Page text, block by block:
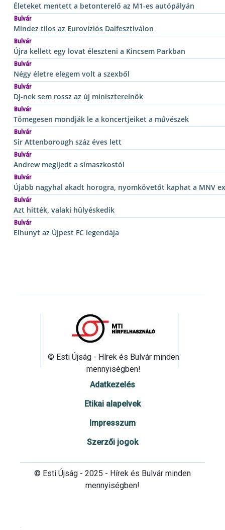
Életeket mentett a betonterelő az M1-es autópályán
Bulvár
Mindez tilos az Eurovíziós Dalfesztiválon
Bulvár
Újra kellett egy lovat éleszteni a Kincsem Parkban
Bulvár
Négy életre elegem volt a szexből
Bulvár
DJ-nek sem rossz az új miniszterelnök
Bulvár
Tömegesen mondják le a koncertjeiket a művészek
Bulvár
Sir Attenborough száz éves lett
Bulvár
Andrew megijedt a símaszkostól
Bulvár
Újabb nagyhal akadt horogra, nyomkövetőt kaphat a MNV
Bulvár
Azt hitték, valaki hülyéskedik
Bulvár
Elhunyt az Újpest FC legendája
© Esti Újság - Hírek és Bulvár minden
mennyiségben!
Adatkezelés
Etikai alapelvek
Impresszum
Szerzői jogok
© Esti Újság - 2025 - Hírek és Bulvár minden
mennyiségben!